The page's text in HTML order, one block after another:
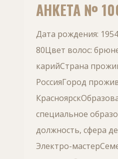
АНКЕТА №
Дата рождения:
80Цвет волос:
карийСтрана
РоссияГород
специальное
должность, сфера
Электро-